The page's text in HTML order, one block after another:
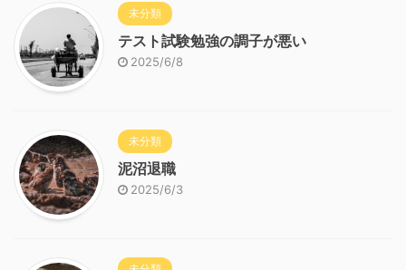
未分類
テスト試験勉強の調子が悪い
2025/6/8
未分類
泥沼退職
2025/6/3